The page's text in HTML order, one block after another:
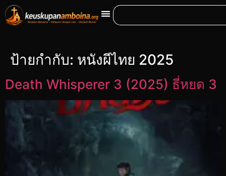
ป้ายกำกับ: หนังผีไทย 2025
Death Whisperer 3 (2025) ธี่หยด 3